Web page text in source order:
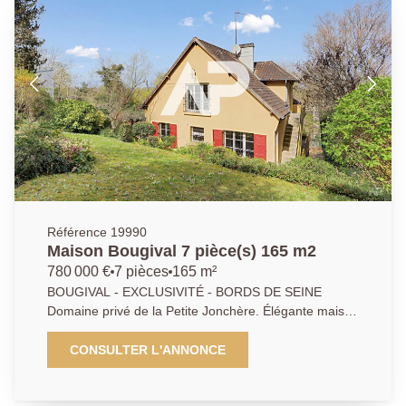
Maison avec prestations de qualité, rénovation
soignée sans travaux à prévoir, optimisation des
volumes, belle luminosité grâce à une exposition
favorable, environnement résidentiel recherché et
cadre de vie privilégié alliant calme et proximité des
commodités; à proximité des écoles, commerces,
restaurants, halle gourmande et marché de
l'écoquartier de l'Arsenal. Nombreux accès bus (141,
241, 144) AP/APA - 01.47.10.01.01
Référence 19990
Maison Bougival 7 pièce(s) 165 m2
780 000 € 7 pièces 165 m²
BOUGIVAL - EXCLUSIVITÉ - BORDS DE SEINE
Domaine privé de la Petite Jonchère. Élégante maison
des années 50 dans un cadre de vie privilégié et
sécurisé. Dès le rez-de-jardin, la maison dévoile un
espace de vie lumineux aux volumes généreux,
CONSULTER L'ANNONCE